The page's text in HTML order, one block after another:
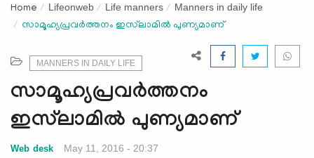
g
l
a
v
i
g
a
Home Lifeonweb Life manners Manners in daily life
സാമൂഹ്യപ്രവര്‍ത്തനം ഇസ്‌ലാമില്‍ പുണ്യമാണ്
MANNERS IN DAILY LIFE
സാമൂഹ്യപ്രവര്‍ത്തനം
ഇസ്‌ലാമില്‍ പുണ്യമാണ്
Web desk May 11, 2016 - 20:37